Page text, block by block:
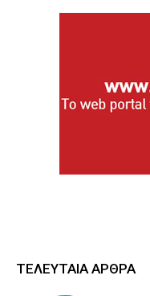
ΤΕΛΕΥΤΑΙΑ ΑΡΘΡΑ